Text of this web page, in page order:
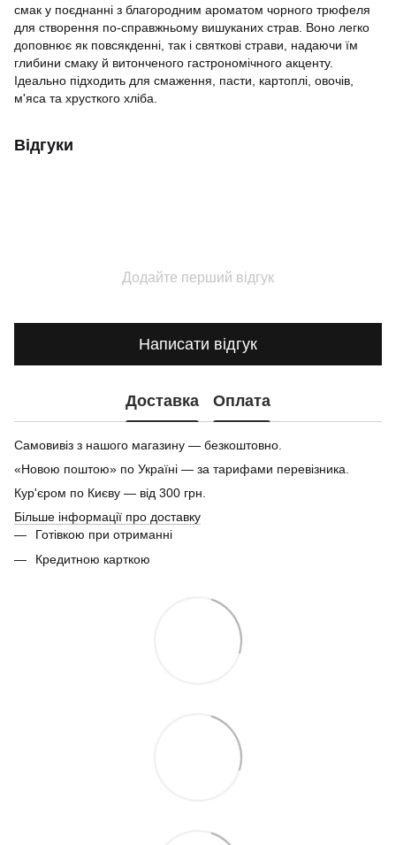
смак у поєднанні з благородним ароматом чорного трюфеля
для створення по-справжньому вишуканих страв. Воно легко
доповнює як повсякденні, так і святкові страви, надаючи їм
глибини смаку й витонченого гастрономічного акценту.
Ідеально підходить для смаження, пасти, картоплі, овочів,
м'яса та хрусткого хліба.
Відгуки
Додайте перший відгук
Написати відгук
Доставка Оплата
Самовивіз з нашого магазину — безкоштовно.
«Новою поштою» по Україні — за тарифами перевізника.
Кур'єром по Києву — від 300 грн.
Більше інформації про доставку
Готівкою при отриманні
Кредитною карткою